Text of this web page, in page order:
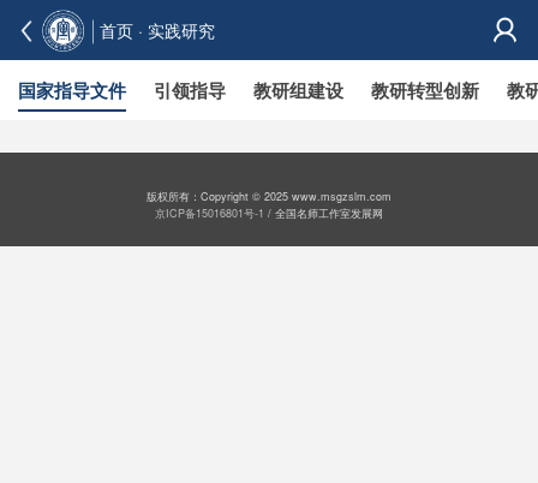
首页 · 实践研究
国家指导文件 引领指导 教研组建设 教研转型创新 教
版权所有：Copyright © 2025 www.msgzslm.com
京ICP备15016801号-1 / 全国名师工作室发展网